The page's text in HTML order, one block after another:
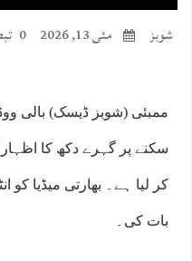
شوبز مئی 13, 2026 0 تبصرے
ممبئی (شوبز ڈیسک) بالی
سکنے پر گہرے دکھ کا
کر لیا ہے۔ بھارتی میڈیا کو
بات کی۔